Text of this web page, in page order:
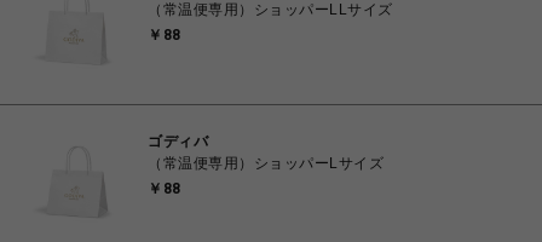
（常温便専用）ショッパーLLサイズ
￥88
ゴディバ
（常温便専用）ショッパーLサイズ
￥88